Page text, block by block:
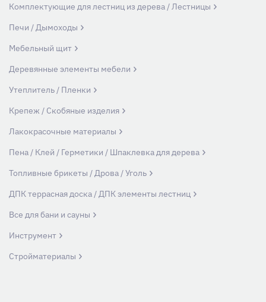
Комплектующие для лестниц из дерева / Лестницы
Печи / Дымоходы
Мебельный щит
Деревянные элементы мебели
Утеплитель / Пленки
Крепеж / Скобяные изделия
Лакокрасочные материалы
Пена / Клей / Герметики / Шпаклевка для дерева
Топливные брикеты / Дрова / Уголь
ДПК террасная доска / ДПК элементы лестниц
Все для бани и сауны
Инструмент
Стройматериалы